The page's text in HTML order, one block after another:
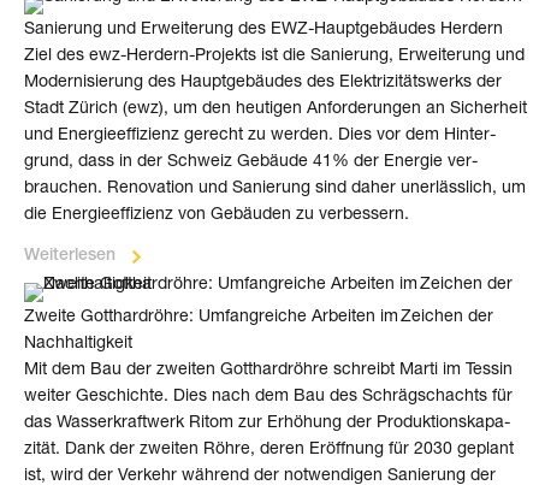
Sanierung und Erweiterung des EWZ-Hauptgebäudes Herdern
Ziel des ewz-Herdern-Projekts ist die Sanie­rung, Erwei­te­rung und
Moder­ni­sie­rung des Haupt­ge­bäu­des des Elek­tri­zi­täts­werks der
Stadt Zürich (ewz), um den heu­ti­gen Anfor­de­run­gen an Sicher­heit
und Ener­gie­ef­fi­zienz gerecht zu wer­den. Dies vor dem Hin­ter­
grund, dass in der Schweiz Gebäude 41% der Ener­gie ver­
brauchen. Reno­va­tion und Sanie­rung sind daher unerlässlich, um
die Ener­gie­ef­fi­zienz von Gebäuden zu ver­bes­sern.
Weiterlesen
Zweite Gotthardröhre: Umfangreiche Arbeiten im Zeichen der
Nachhaltigkeit
Mit dem Bau der zwei­ten Gott­hard­röhre schreibt Marti im Tessin
weiter Geschichte. Dies nach dem Bau des Schräg­schachts für
das Wasser­kraft­werk Ritom zur Erhöhung der Pro­duk­tions­ka­pa­
zität. Dank der zwei­ten Röhre, deren Eröff­nung für 2030 geplant
ist, wird der Verkehr wäh­rend der not­wen­di­gen Sanie­rung der